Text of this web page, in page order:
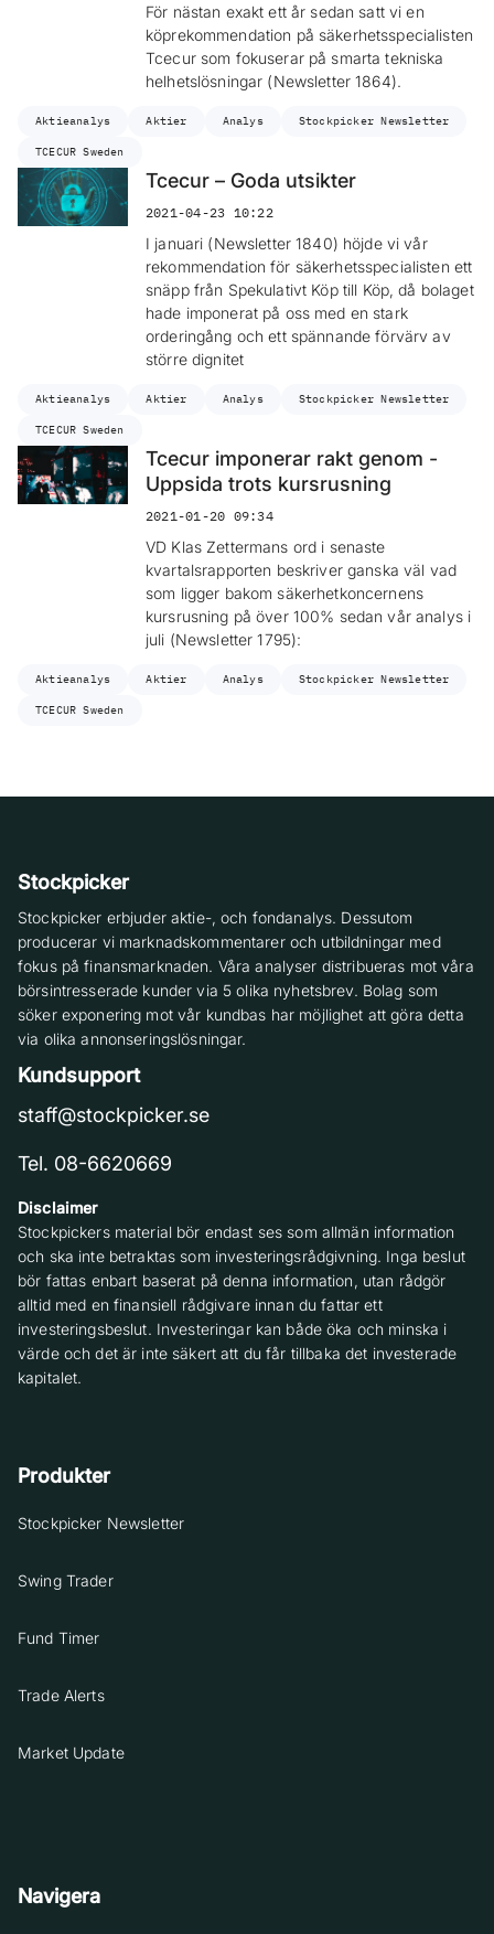
För nästan exakt ett år sedan satt vi en
köprekommendation på säkerhetsspecialisten
Tcecur som fokuserar på smarta tekniska
helhetslösningar (Newsletter 1864).
Aktieanalys Aktier Analys Stockpicker Newsletter
TCECUR Sweden
Tcecur – Goda utsikter
2021-04-23 10:22
I januari (Newsletter 1840) höjde vi vår
rekommendation för säkerhetsspecialisten ett
snäpp från Spekulativt Köp till Köp, då bolaget
hade imponerat på oss med en stark
orderingång och ett spännande förvärv av
större dignitet
Aktieanalys Aktier Analys Stockpicker Newsletter
TCECUR Sweden
Tcecur imponerar rakt genom -
Uppsida trots kursrusning
2021-01-20 09:34
VD Klas Zettermans ord i senaste
kvartalsrapporten beskriver ganska väl vad
som ligger bakom säkerhetkoncernens
kursrusning på över 100% sedan vår analys i
juli (Newsletter 1795):
Aktieanalys Aktier Analys Stockpicker Newsletter
TCECUR Sweden
Stockpicker
Stockpicker erbjuder aktie-, och fondanalys. Dessutom
producerar vi marknadskommentarer och utbildningar med
fokus på finansmarknaden. Våra analyser distribueras mot våra
börsintresserade kunder via 5 olika nyhetsbrev. Bolag som
söker exponering mot vår kundbas har möjlighet att göra detta
via olika annonseringslösningar.
Kundsupport
staff@stockpicker.se
Tel. 08-6620669
Disclaimer
Stockpickers material bör endast ses som allmän information
och ska inte betraktas som investeringsrådgivning. Inga beslut
bör fattas enbart baserat på denna information, utan rådgör
alltid med en finansiell rådgivare innan du fattar ett
investeringsbeslut. Investeringar kan både öka och minska i
värde och det är inte säkert att du får tillbaka det investerade
kapitalet.
Produkter
Stockpicker Newsletter
Swing Trader
Fund Timer
Trade Alerts
Market Update
Navigera